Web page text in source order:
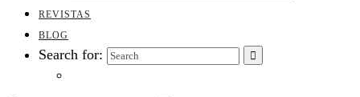
REVISTAS
BLOG
Search for: